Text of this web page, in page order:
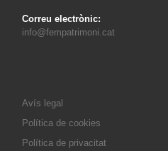
Correu electrònic:
info@fempatrimoni.cat
Avís legal
Política de cookies
Política de privacitat